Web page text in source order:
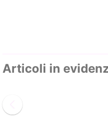
Articoli in